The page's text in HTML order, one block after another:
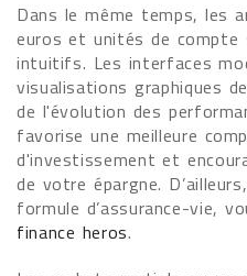
Dans le même temps, les
euros et unités de compte
intuitifs. Les interfaces
visualisations graphiques
de l'évolution des
favorise une meilleure
d'investissement et
de votre épargne.
formule d’assurance-vie,
finance heros.